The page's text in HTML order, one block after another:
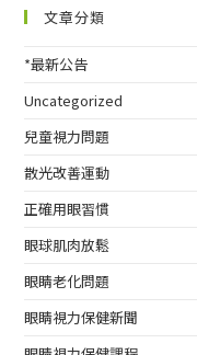
文章分類
*最新公告
Uncategorized
兒童視力問題
散光改善運動
正確用眼習慣
眼球肌肉放鬆
眼睛老化問題
眼睛視力保健新聞